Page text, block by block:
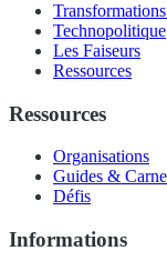
Technopolitique
Les Faiseurs
Ressources
Ressources
Organisations
Guides &
Défis
Informations